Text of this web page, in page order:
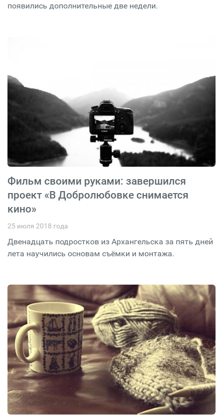
появились дополнительные две недели.
Фильм своими руками: завершился
проект «В Добролюбовке снимается
кино»
25 июля 2018 года
Двенадцать подростков из Архангельска за пять дней
лета научились основам съёмки и монтажа.